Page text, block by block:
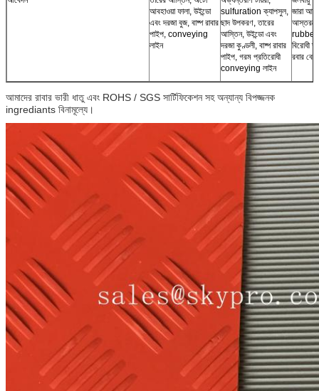
আবহাওয়া ফালা, উইন্ডো
এবং দরজা বুজ, বাষ্প রাবার
পাইপ, conveying
লাইন
sulfuration ক্যাপসুল,
ছাদ উপকরণ, তারের
আস্তিন, উইন্ডো এবং
দরজা কুণ্ডলী, বাষ্প রাবার
পাইপ, গরম প্রতিরোধী
conveying লাইন
জারা
বিরোধী
রবার
আমাদের রাবার ভারী ধাতু এবং ROHS / SGS সার্টিফিকেশন সহ অন্যান্য বিপজ্জনক
ingrediants বিনামূল্যে।